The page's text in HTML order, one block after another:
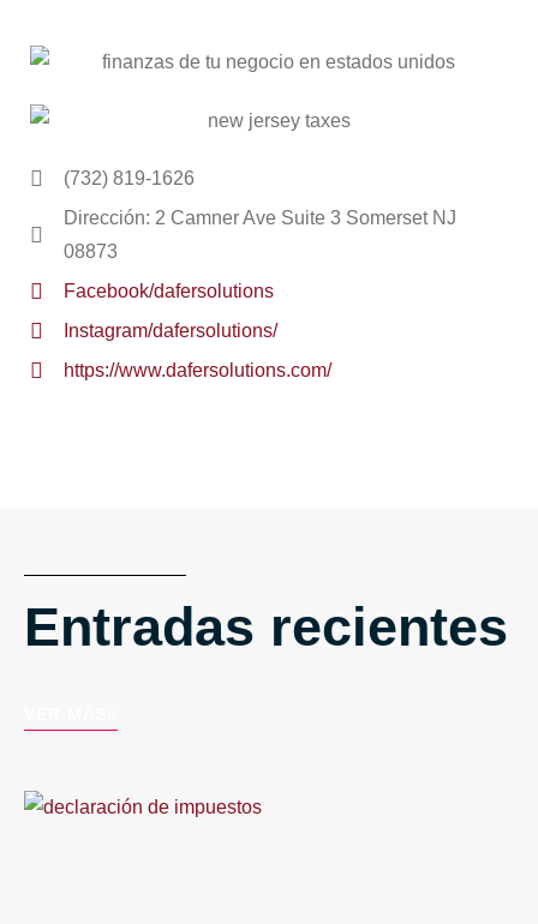
(732) 819-1626
Dirección: 2 Camner Ave Suite 3 Somerset NJ
08873
Facebook/dafersolutions
Instagram/dafersolutions/
https://www.dafersolutions.com/
Entradas recientes